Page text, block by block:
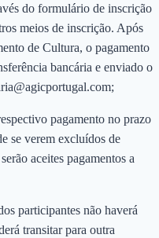
do formulário de inscrição
meios de inscrição. Após
de Cultura, o pagamento
bancária e enviado o
pagamento no prazo
se verem excluídos de
aceites pagamentos a
participantes não haverá
transitar para outra